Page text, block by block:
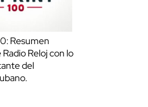
Resumen
Reloj con lo
del